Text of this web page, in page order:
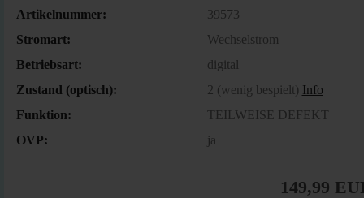
Artikelnummer:
39573
Stromart:
Wechselstrom
Betriebsart:
digital
Zustand (optisch):
2 (wenig bespielt) Info
Funktion:
TEILWEISE DEFEKT
OVP:
ja
149,99